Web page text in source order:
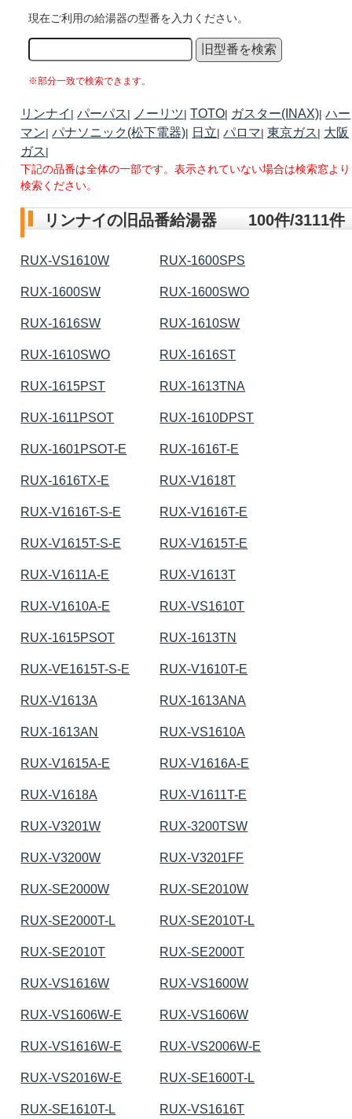
現在ご利用の給湯器の型番を入力ください。
※部分一致で検索できます。
リンナイ |パーパス| ノーリツ|TOTO| ガスター(INAX)|ハー
マン|パナソニック(松下電器)| 日立|パロマ|東京ガス| 大阪
ガス|
下記の品番は全体の一部です。表示されていない場合は検索窓より
検索ください。
リンナイの旧品番給湯器 100件/3111件
RUX-VS1610W RUX-1600SPS
RUX-1600SW RUX-1600SWO
RUX-1616SW RUX-1610SW
RUX-1610SWO RUX-1616ST
RUX-1615PST RUX-1613TNA
RUX-1611PSOT RUX-1610DPST
RUX-1601PSOT-E RUX-1616T-E
RUX-1616TX-E RUX-V1618T
RUX-V1616T-S-E RUX-V1616T-E
RUX-V1615T-S-E RUX-V1615T-E
RUX-V1611A-E RUX-V1613T
RUX-V1610A-E RUX-VS1610T
RUX-1615PSOT RUX-1613TN
RUX-VE1615T-S-E RUX-V1610T-E
RUX-V1613A RUX-1613ANA
RUX-1613AN RUX-VS1610A
RUX-V1615A-E RUX-V1616A-E
RUX-V1618A RUX-V1611T-E
RUX-V3201W RUX-3200TSW
RUX-V3200W RUX-V3201FF
RUX-SE2000W RUX-SE2010W
RUX-SE2000T-L RUX-SE2010T-L
RUX-SE2010T RUX-SE2000T
RUX-VS1616W RUX-VS1600W
RUX-VS1606W-E RUX-VS1606W
RUX-VS1616W-E RUX-VS2006W-E
RUX-VS2016W-E RUX-SE1600T-L
RUX-SE1610T-L RUX-VS1616T